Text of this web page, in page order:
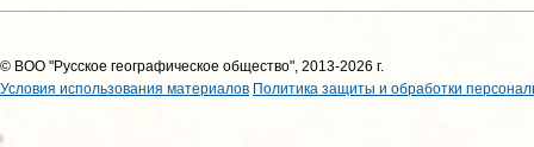
© ВОО "Русское географическое общество", 2013-2026 г.
Условия использования материалов Политика защиты и обработки